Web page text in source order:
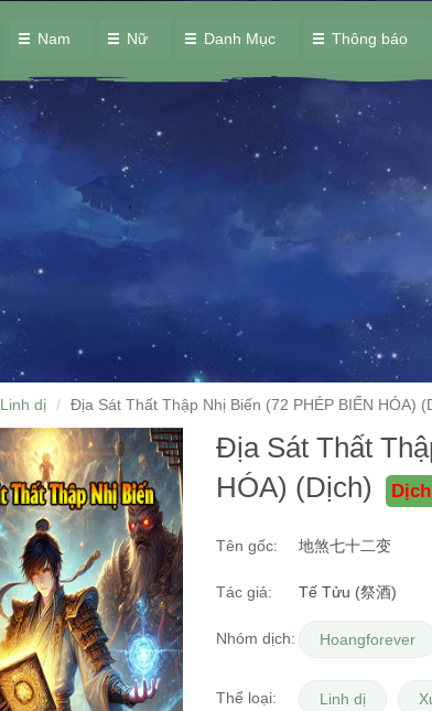
Nam Nữ Danh Mục Thông báo
Linh dị Địa Sát Thất Thập Nhị Biến (72 PHÉP BIẾN HÓA)
Địa Sát Thất
HÓA) (Dịch)
Dịch
Tên gốc: 地煞七十二变
Tác giả: Tế Tửu (祭酒)
Nhóm dịch: Hoangforever
Thể loại: Linh dị